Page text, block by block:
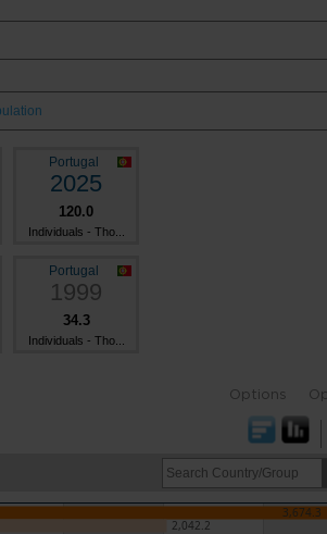
Portugal
2025
120.0
Individuals - Tho...
Portugal
1999
34.3
Individuals - Tho...
Options
3,674.3
2,042.2